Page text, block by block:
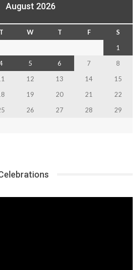
August 2026
T W T F
S
1
5 6 7
8
12 13 14
15
19 20 21
22
26 27 28
29